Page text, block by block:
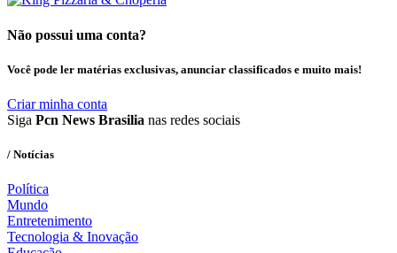
Não possui uma conta?
Você pode ler matérias exclusivas, anunciar classificados e muito mais!
Criar minha conta
Siga Pcn News Brasilia nas redes sociais
/ Notícias
Política
Mundo
Entretenimento
Tecnologia & Inovação